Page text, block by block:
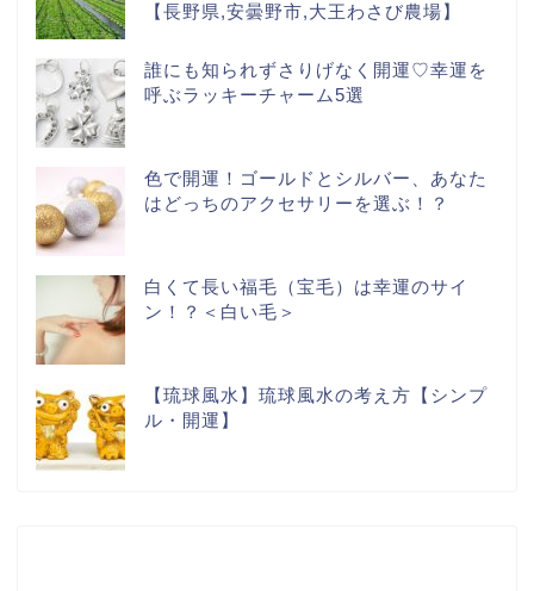
【長野県,安曇野市,大王わさび農場】
誰にも知られずさりげなく開運♡幸運を
呼ぶラッキーチャーム5選
色で開運！ゴールドとシルバー、あなた
はどっちのアクセサリーを選ぶ！？
白くて長い福毛（宝毛）は幸運のサイ
ン！？＜白い毛＞
【琉球風水】琉球風水の考え方【シンプ
ル・開運】